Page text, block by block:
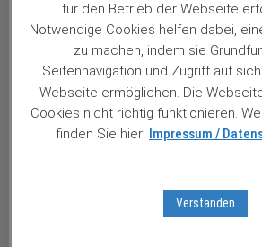
Johnson & Johnson: Studie gestoppt,
für den Betrieb der Webseite
Notwendige Cookies helfen dabei,
zu machen, indem sie
Seitennavigation und Zugriff auf
Webseite ermöglichen. Die
Cookies nicht richtig funktionieren.
finden Sie hier: Impressum /
Verstanden